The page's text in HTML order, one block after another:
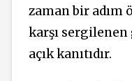
zaman bir adım
karşı
açık kanıtıdır.